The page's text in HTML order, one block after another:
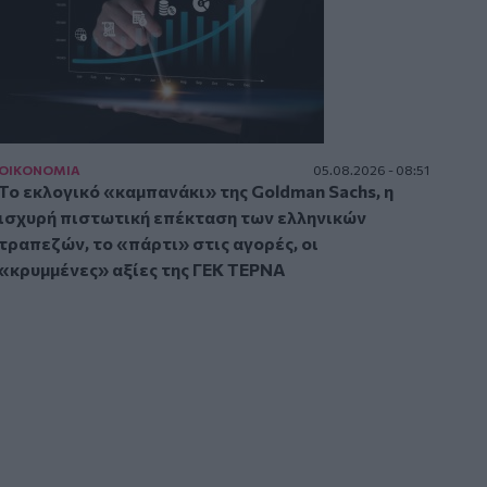
05.08.2026 - 08:51
εκλογικό «καμπανάκι» της Goldman Sachs, η
πιστωτική επέκταση των ελληνικών
το «πάρτι» στις αγορές, οι
αξίες της ΓΕΚ ΤΕΡΝΑ